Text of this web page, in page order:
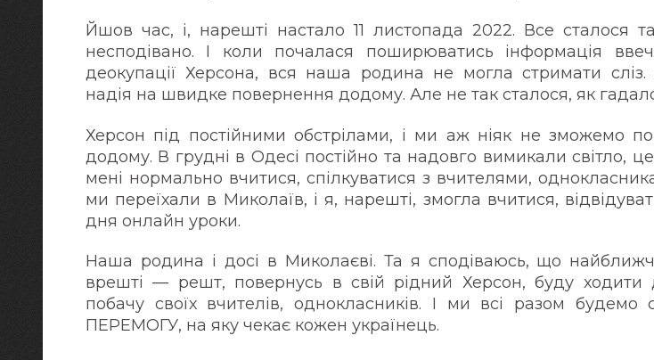
Йшов час, і, нарешті настало 11 листопада 2022. Все сталося
несподівано. І коли почалася поширюватись інформація
деокупації Херсона, вся наша родина не могла стримати сліз.
надія на швидке повернення додому. Але не так сталося, як
Херсон під постійними обстрілами, і ми аж ніяк не зможемо
додому. В грудні в Одесі постійно та надовго вимикали світло,
мені нормально вчитися, спілкуватися з вчителями,
ми переїхали в Миколаїв, і я, нарешті, змогла вчитися,
дня онлайн уроки.
Наша родина і досі в Миколаєві. Та я сподіваюсь, що
врешті — решт, повернусь в свій рідний Херсон, буду ходити
побачу своїх вчителів, однокласників. І ми всі разом будемо
ПЕРЕМОГУ, на яку чекає кожен українець.